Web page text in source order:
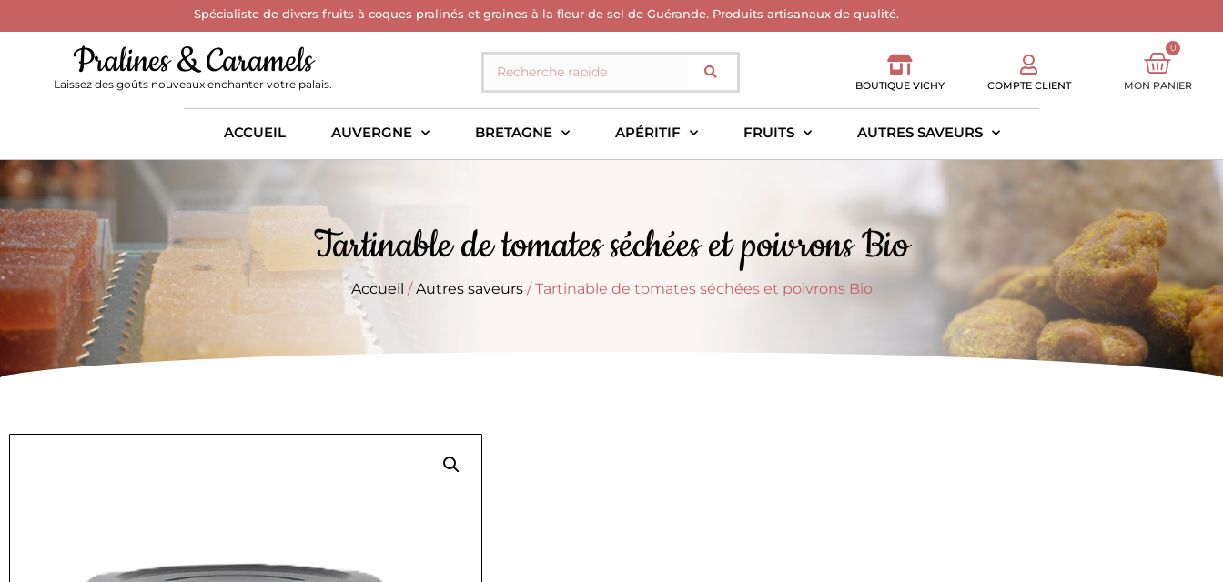
Spécialiste de divers fruits à coques pralinés et graines à la fleur de sel de Guérande. Produits artisanaux de qualité.
Pralines & Caramels
Laissez des goûts nouveaux enchanter votre palais. BOUTIQUE VICHY COMPTE CLIENT
0
MON PANIER
ACCUEIL AUVERGNE BRETAGNE APÉRITIF FRUITS AUTRES SAVEURS
Tartinable de tomates séchées et poivrons Bio
Accueil /Autres saveurs/ Tartinable de tomates séchées et poivrons Bio